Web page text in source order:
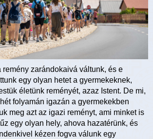
remény zarándokaivá váltunk, és e
egy olyan hetet a gyermekeknek,
életünk reményét, azaz Istent. De mi,
folyamán igazán a gyermekekben
meg azt az igazi reményt, ami minket is
egy olyan hely, ahova hazatérünk, és
kézen fogva válunk egy